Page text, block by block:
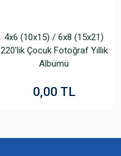
4x6 (10x15) / 6x8 (15x21)
220'lik Çocuk Fotoğraf Yıllık
Albümü
0,00 TL